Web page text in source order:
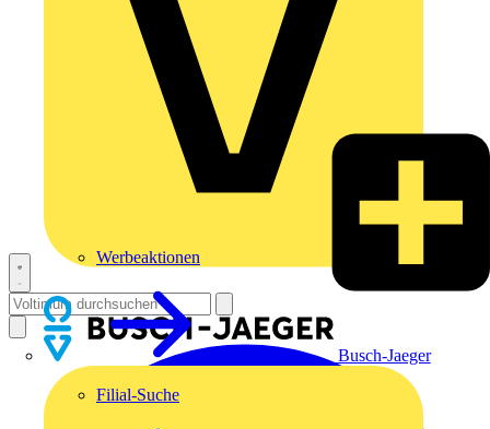
Busch-Jaeger
Werbeaktionen
Filial-Suche